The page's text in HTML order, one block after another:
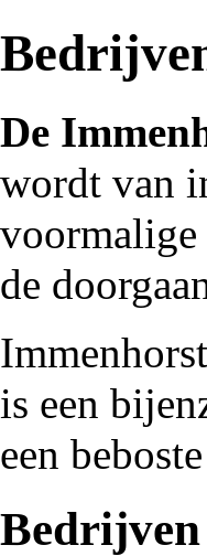
De
wordt van
voormalige
de
is een
een
Bedrijven